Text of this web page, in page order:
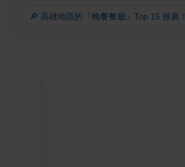
🔎 高雄地區的『晚餐餐廳』Top 15 推薦！